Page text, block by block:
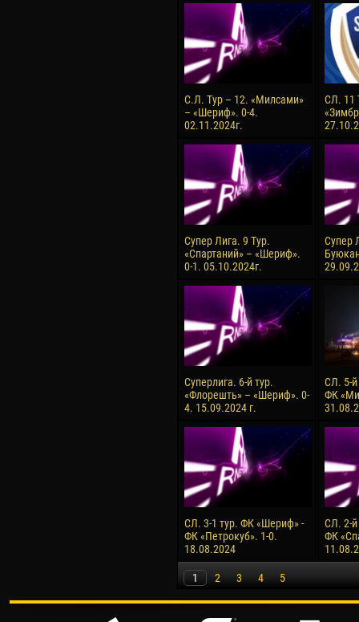
С.Л. Тур – 12. «Милсами»
– «Шериф». 0-4.
02.11.2024г.
СЛ. 11
Супер Лига. 9 Тур.
«Спартаний» – «Шериф».
0-1. 05.10.2024г.
Супер
Суперлига. 6-й тур.
«Флорешть» – «Шериф». 0-
4. 15.09.2024 г.
СЛ. 5-
ФК
СЛ. 3-1 тур. ФК «Шериф» -
ФК «Петрокуб». 1-0.
18.08.2024
СЛ. 2-
ФК
1 2 3 4 5